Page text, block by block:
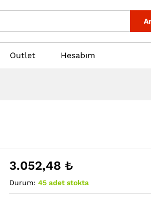
Outlet Hesabım
3.052,48 ₺
Durum: 45 adet stokta